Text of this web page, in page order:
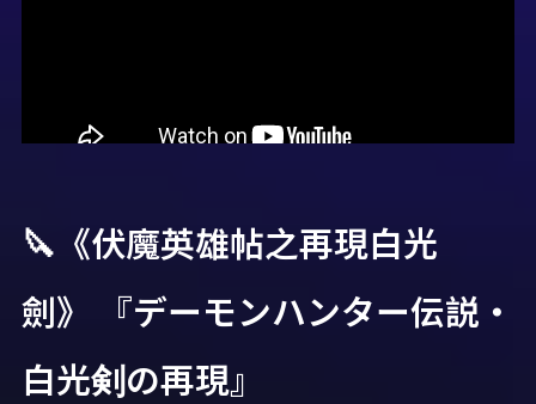
🔪《伏魔英雄帖之再現白光
劍》 『デーモンハンター伝説・
白光剣の再現』